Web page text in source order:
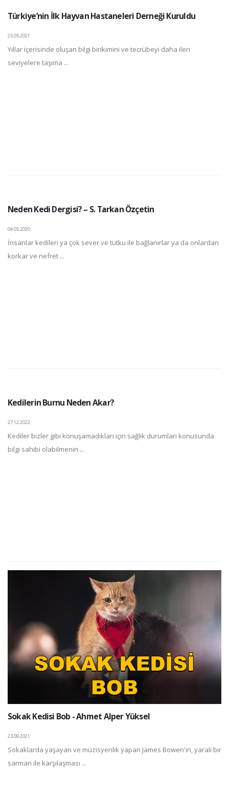
Türkiye’nin İlk Hayvan Hastaneleri Derneği Kuruldu
25.05.2021
Yıllar içerisinde oluşan bilgi birikimini ve tecrübeyi daha ileri
seviyelere taşıma ...
Neden Kedi Dergisi? – S. Tarkan Özçetin
04.05.2020
İnsanlar kedileri ya çok sever ve tutku ile bağlanırlar ya da onlardan
korkar ve nefret ...
Kedilerin Burnu Neden Akar?
27.12.2022
Kediler bizler gibi konuşamadıkları için sağlık durumları konusunda
bilgi sahibi olabilmenin ...
Sokak Kedisi Bob - Ahmet Alper Yüksel
23.09.2021
Sokaklarda yaşayan ve müzisyenlik yapan James Bowen'ın, yaralı bir
sarman ile karşılaşması ...